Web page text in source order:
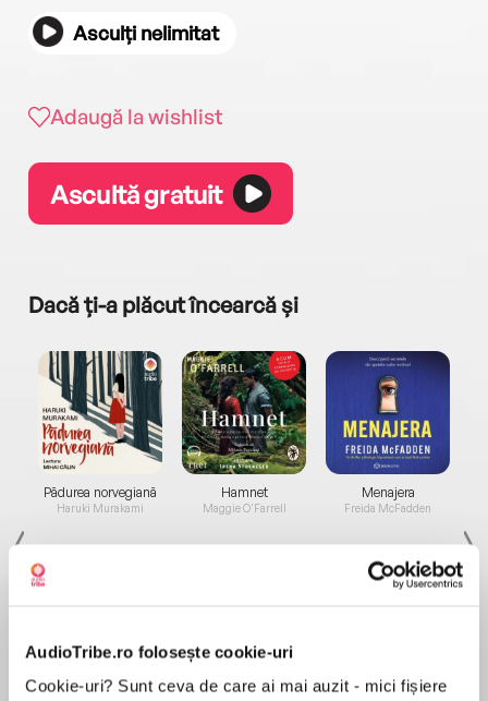
AudioTribe.ro folosește cookie-uri
Cookie-uri? Sunt ceva de care ai mai auzit - mici fișiere
Asculți nelimitat
Adaugă la wishlist
Ascultă gratuit
Dacă ți-a plăcut încearcă și
Pădurea norvegiană
Haruki Murakami
Elita de Argint (Elita
Hamnet
Maggie O'Farrell
Diavolul se îmbracă de
Menajera
Freida McFadden
Migdală